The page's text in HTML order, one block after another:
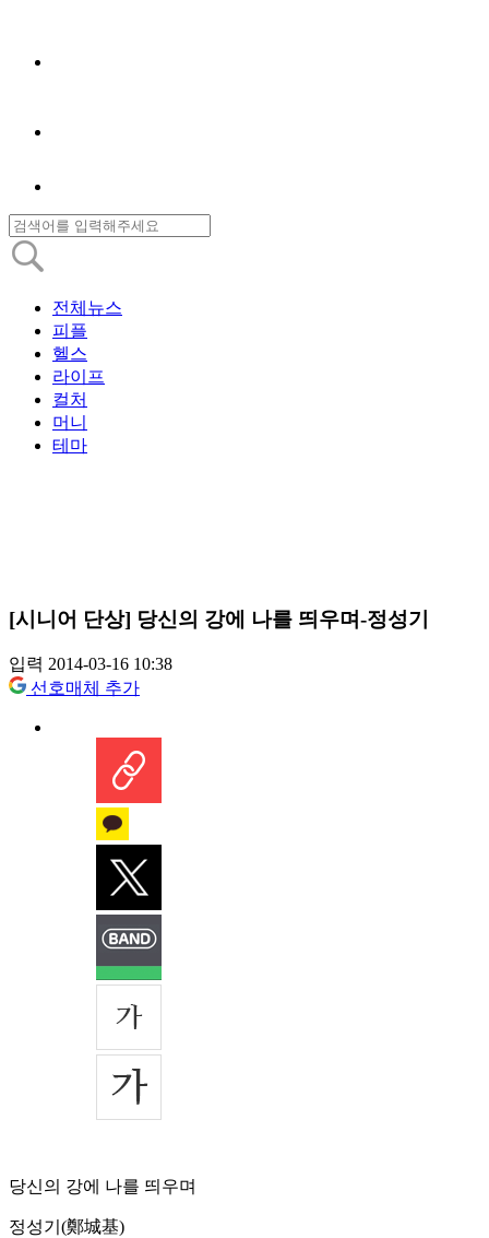
전체뉴스
피플
헬스
라이프
컬처
머니
테마
[시니어 단상] 당신의 강에 나를 띄우며-정성기
입력 2014-03-16 10:38
선호매체 추가
당신의 강에 나를 띄우며
정성기(鄭城基)